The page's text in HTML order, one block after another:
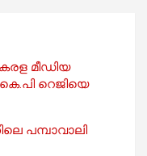
മീഡിയ
റെജിയെ
പമ്പാവാലി